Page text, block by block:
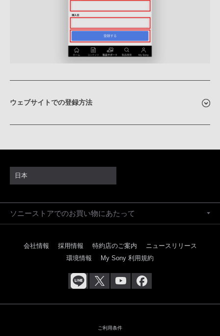
ウェブサイトでの登録方法
日本
ソニーストアでのお買い物にあたって
会社情報 採用情報 特約店のご案内
ニュースリリース
環境情報
My Sony 利用規約
ご利用条件